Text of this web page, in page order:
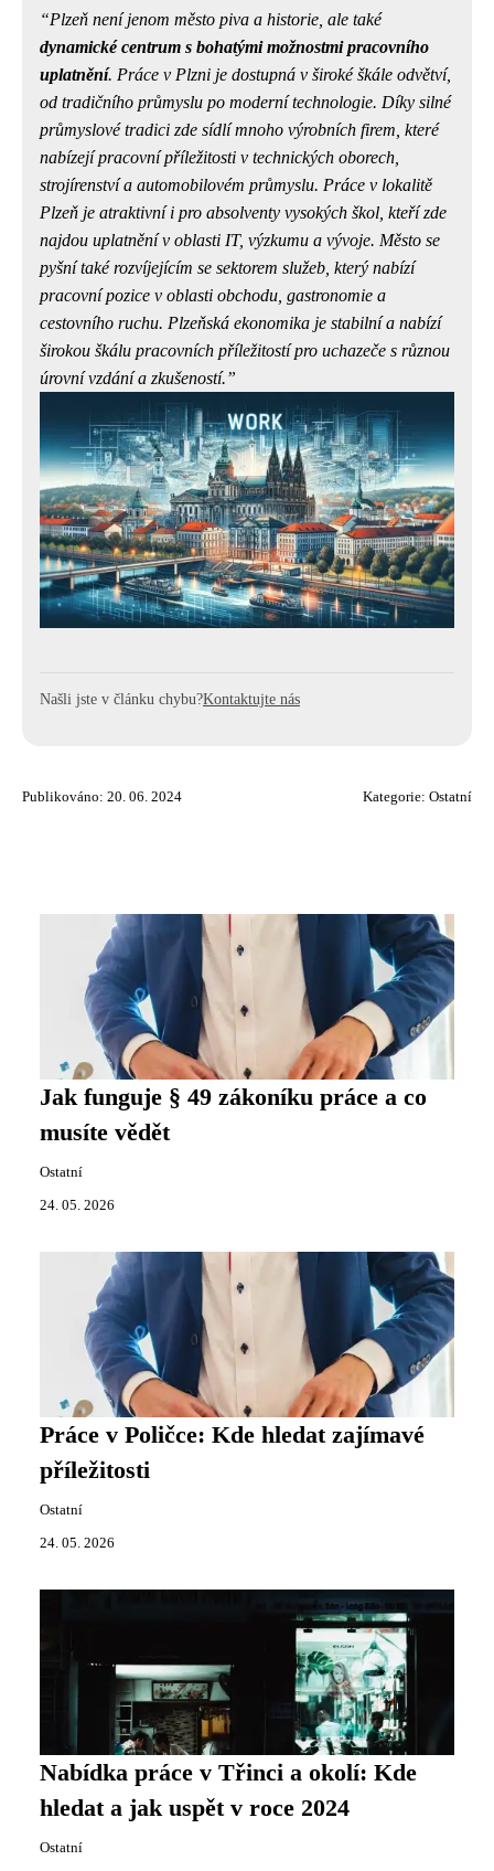
Plzeň není jenom město piva a historie, ale také
dynamické centrum s bohatými možnostmi pracovního
uplatnění. Práce v Plzni je dostupná v široké škále odvětví,
od tradičního průmyslu po moderní technologie. Díky silné
průmyslové tradici zde sídlí mnoho výrobních firem, které
nabízejí pracovní příležitosti v technických oborech,
strojírenství a automobilovém průmyslu. Práce v lokalitě
Plzeň je atraktivní i pro absolventy vysokých škol, kteří zde
najdou uplatnění v oblasti IT, výzkumu a vývoje. Město se
pyšní také rozvíjejícím se sektorem služeb, který nabízí
pracovní pozice v oblasti obchodu, gastronomie a
cestovního ruchu. Plzeňská ekonomika je stabilní a nabízí
širokou škálu pracovních příležitostí pro uchazeče s různou
úrovní vzdání a zkušeností.
Našli jste v článku chybu?Kontaktujte nás
Publikováno: 20. 06. 2024 Kategorie: Ostatní
Jak funguje § 49 zákoníku práce a co
musíte vědět
Ostatní
24. 05. 2026
Práce v Poličce: Kde hledat zajímavé
příležitosti
Ostatní
24. 05. 2026
Nabídka práce v Třinci a okolí: Kde
hledat a jak uspět v roce 2024
Ostatní